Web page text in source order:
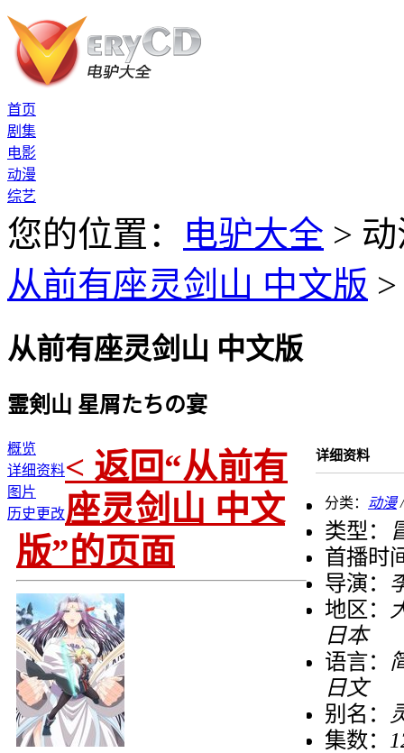
首页
剧集
电影
动漫
综艺
您的位置： 电驴大全 >
从前有座灵剑山 中文版
从前有座灵剑山 中文版
霊剣山 星屑たちの宴
概览
详细资料
图片
历史更改
详细资料
分类： 动漫
类型：
首播时
导演：
地区：
日本
语言：
日文
别名：
集数：
< 返回“从前有
座灵剑山 中文
版”的页面